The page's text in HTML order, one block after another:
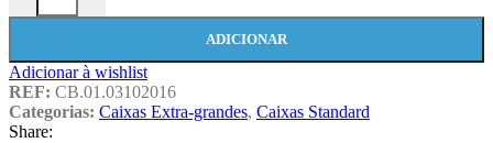
ADICIONAR
Adicionar à wishlist
REF: CB.01.03102016
Categorias: Caixas Extra-grandes, Caixas Standard
Share: